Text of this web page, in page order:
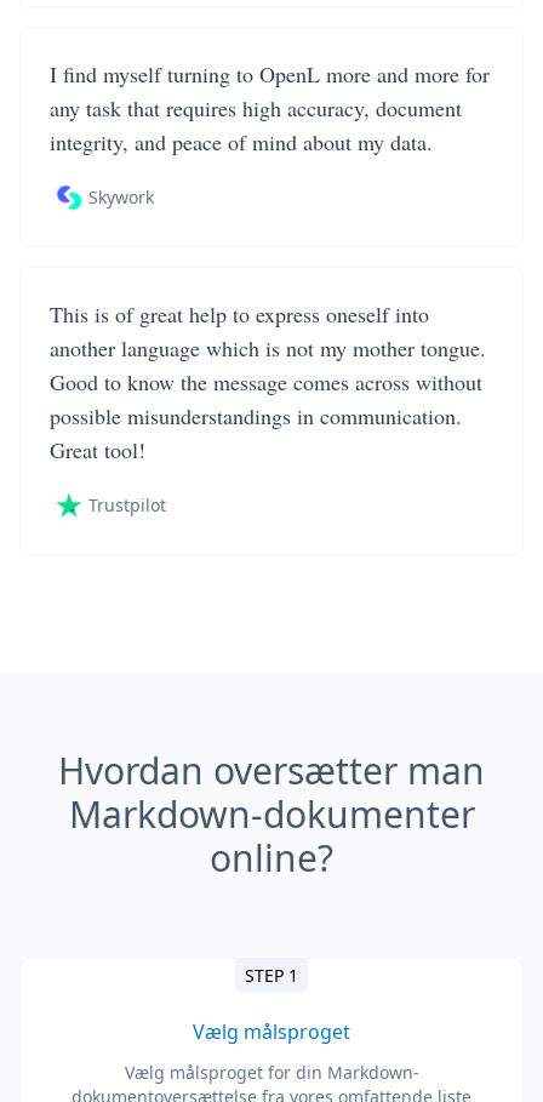
I find myself turning to OpenL more and more for
any task that requires high accuracy, document
integrity, and peace of mind about my data.
Skywork
This is of great help to express oneself into
another language which is not my mother tongue.
Good to know the message comes across without
possible misunderstandings in communication.
Great tool!
Trustpilot
Hvordan oversætter man
Markdown-dokumenter
online?
STEP 1
Vælg målsproget
Vælg målsproget for din Markdown-
dokumentoversættelse fra vores omfattende liste